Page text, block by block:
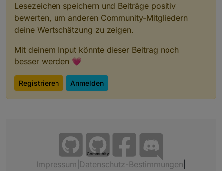
Lesezeichen speichern und Beiträge positiv
bewerten, um anderen Community-Mitgliedern
deine Wertschätzung zu zeigen.
Mit deinem Input könnte dieser Beitrag noch
besser werden 💗
Registrieren Anmelden
Community
Impressum Datenschutz-Bestimmungen